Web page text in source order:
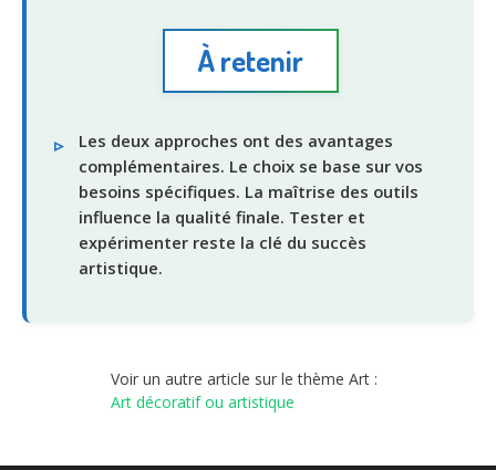
À retenir
Les deux approches ont des avantages
complémentaires. Le choix se base sur vos
besoins spécifiques. La maîtrise des outils
influence la qualité finale. Tester et
expérimenter reste la clé du succès
artistique.
Voir un autre article sur le thème Art :
Art décoratif ou artistique